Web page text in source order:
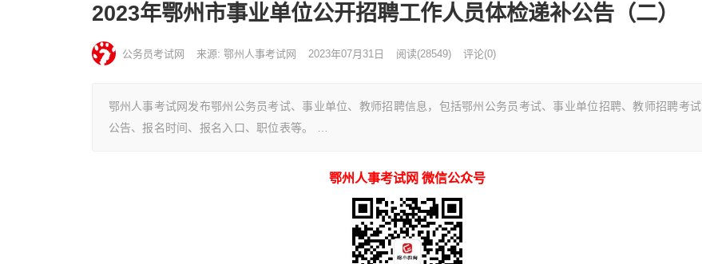
2023年鄂州市事业单位公开招聘工作人员体检递补公告（二）
公务员考试网 来源: 鄂州人事考试网 2023年07月31日 阅读(28549) 评论(0)
鄂州人事考试网发布鄂州公务员考试、事业单位、教师招聘信息，包括鄂州公务员考试、事业单位招聘、教师招聘考试
公告、报名时间、报名入口、职位表等。 …
鄂州人事考试网 微信公众号